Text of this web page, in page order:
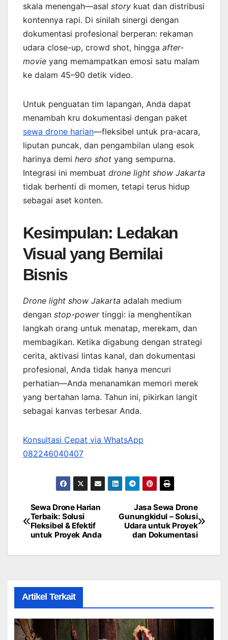
skala menengah—asal story kuat dan distribusi
kontennya rapi. Di sinilah sinergi dengan
dokumentasi profesional berperan: rekaman
udara close-up, crowd shot, hingga after-
movie yang memampatkan emosi satu malam
ke dalam 45–90 detik video.
Untuk penguatan tim lapangan, Anda dapat
menambah kru dokumentasi dengan paket
sewa drone harian—fleksibel untuk pra-acara,
liputan puncak, dan pengambilan ulang esok
harinya demi hero shot yang sempurna.
Integrasi ini membuat drone light show Jakarta
tidak berhenti di momen, tetapi terus hidup
sebagai aset konten.
Kesimpulan: Ledakan
Visual yang Bernilai
Bisnis
Drone light show Jakarta adalah medium
dengan stop-powertinggi: ia menghentikan
langkah orang untuk menatap, merekam, dan
membagikan. Ketika digabung dengan strategi
cerita, aktivasi lintas kanal, dan dokumentasi
profesional, Anda tidak hanya mencuri
perhatian—Anda menanamkan memori merek
yang bertahan lama. Tahun ini, pikirkan langit
sebagai kanvas terbesar Anda.
Konsultasi Cepat via WhatsApp
082246040407
Post
navigation
Jasa Sewa Drone
Gunungkidul – Solusi
Udara untuk Proyek
dan Dokumentasi
Sewa Drone Harian
Terbaik: Solusi
Fleksibel & Efektif
untuk Proyek Anda
Artikel Terkait